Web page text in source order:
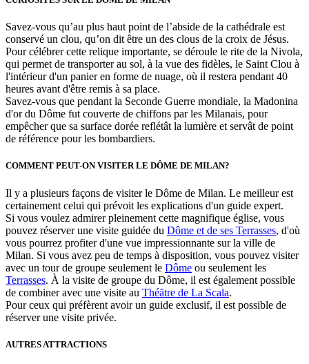
Savez-vous qu’au plus haut point de l’abside de la cathédrale est
conservé un clou, qu’on dit être un des clous de la croix de Jésus.
Pour célébrer cette relique importante, se déroule le rite de la Nivola,
qui permet de transporter au sol, à la vue des fidèles, le Saint Clou à
l'intérieur d'un panier en forme de nuage, où il restera pendant 40
heures avant d'être remis à sa place.
Savez-vous que pendant la Seconde Guerre mondiale, la Madonina
d'or du Dôme fut couverte de chiffons par les Milanais, pour
empêcher que sa surface dorée reflétât la lumière et servât de point
de référence pour les bombardiers.
COMMENT PEUT-ON VISITER LE DÔME DE MILAN?
Il y a plusieurs façons de visiter le Dôme de Milan. Le meilleur est
certainement celui qui prévoit les explications d'un guide expert.
Si vous voulez admirer pleinement cette magnifique église, vous
pouvez réserver une visite guidée du Dôme et de ses Terrasses, d'où
vous pourrez profiter d'une vue impressionnante sur la ville de
Milan. Si vous avez peu de temps à disposition, vous pouvez visiter
avec un tour de groupe seulement le Dôme ou seulement les
Terrasses. À la visite de groupe du Dôme, il est également possible
de combiner avec une visite au Théȃtre de La Scala.
Pour ceux qui préfèrent avoir un guide exclusif, il est possible de
réserver une visite privée.
AUTRES ATTRACTIONS